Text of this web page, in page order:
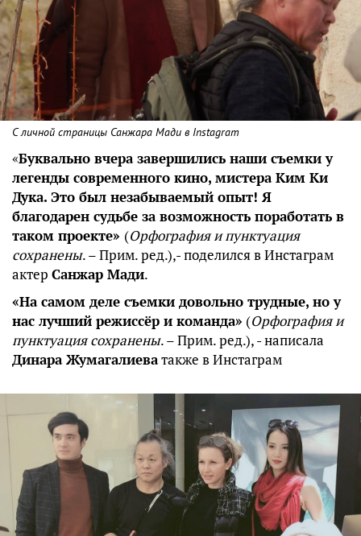
С личной страницы Санжара Мади в Instagram
«Буквально вчера завершились наши съемки у
легенды современного кино, мистера Ким Ки
Дука. Это был незабываемый опыт! Я
благодарен судьбе за возможность поработать в
таком проекте» (Орфография и пунктуация
сохранены. – Прим. ред.),- поделился в Инстаграм
актер Санжар Мади.
«На самом деле съемки довольно трудные, но у
нас лучший режиссёр и команда» (Орфография и
пунктуация сохранены. – Прим. ред.), - написала
Динара Жумагалиеватакже в Инстаграм